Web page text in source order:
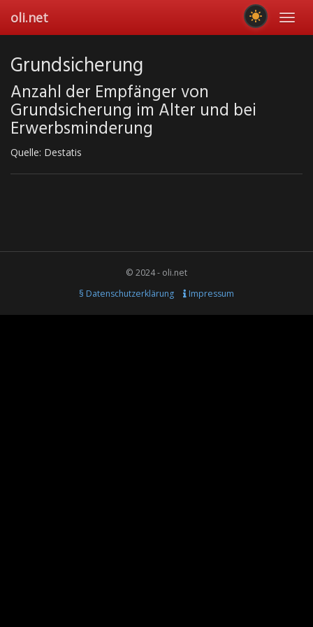
main
oli.net
Grundsicherung
Anzahl der Empfänger von
Grundsicherung im Alter und bei
Erwerbsminderung
Quelle: Destatis
© 2024 - oli.net
§ Datenschutzerklärung
Impressum